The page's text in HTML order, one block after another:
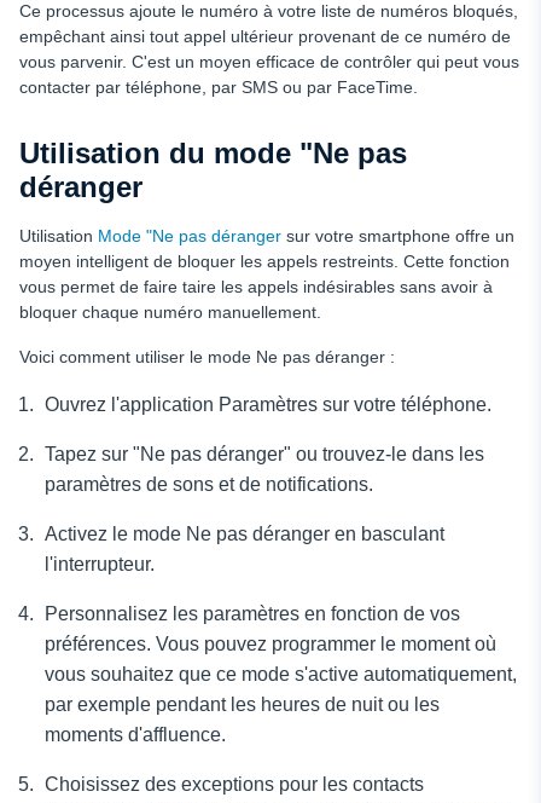
Ce processus ajoute le numéro à votre liste de numéros bloqués,
empêchant ainsi tout appel ultérieur provenant de ce numéro de
vous parvenir. C'est un moyen efficace de contrôler qui peut vous
contacter par téléphone, par SMS ou par FaceTime.
Utilisation du mode "Ne pas
déranger
Utilisation Mode "Ne pas déranger sur votre smartphone offre un
moyen intelligent de bloquer les appels restreints. Cette fonction
vous permet de faire taire les appels indésirables sans avoir à
bloquer chaque numéro manuellement.
Voici comment utiliser le mode Ne pas déranger :
Ouvrez l'application Paramètres sur votre téléphone.
Tapez sur "Ne pas déranger" ou trouvez-le dans les
paramètres de sons et de notifications.
Activez le mode Ne pas déranger en basculant
l'interrupteur.
Personnalisez les paramètres en fonction de vos
préférences. Vous pouvez programmer le moment où
vous souhaitez que ce mode s'active automatiquement,
par exemple pendant les heures de nuit ou les
moments d'affluence.
Choisissez des exceptions pour les contacts